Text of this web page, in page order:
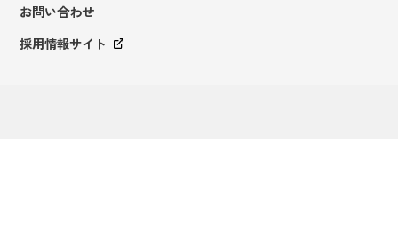
お問い合わせ
採用情報サイト